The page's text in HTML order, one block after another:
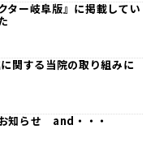
ター岐阜版』に掲載してい
関する当院の取り組みに
知らせ and・・・